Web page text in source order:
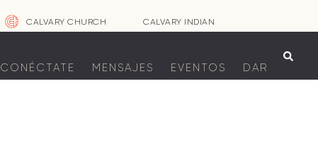
CALVARY CHURCH CALVARY INDIAN

CONÉCTATE MENSAJES EVENTOS DAR